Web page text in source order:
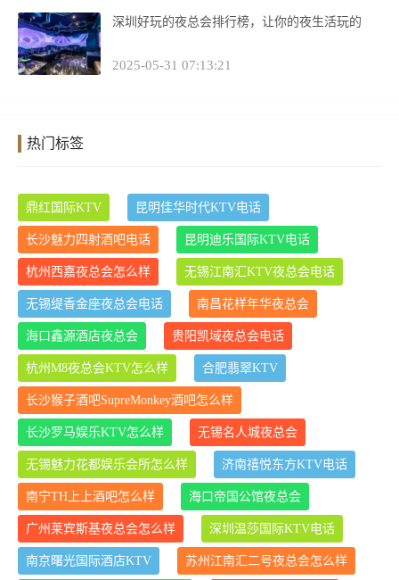
深圳好玩的夜总会排行榜，让你的夜生活玩的
2025-05-31 07:13:21
热门标签
鼎红国际KTV 昆明佳华时代KTV电话
长沙魅力四射酒吧电话 昆明迪乐国际KTV电话
杭州西嘉夜总会怎么样 无锡江南汇KTV夜总会电话
无锡缇香金座夜总会电话 南昌花样年华夜总会
海口鑫源酒店夜总会 贵阳凯域夜总会电话
杭州M8夜总会KTV怎么样 合肥翡翠KTV
长沙猴子酒吧SupreMonkey酒吧怎么样
长沙罗马娱乐KTV怎么样 无锡名人城夜总会
无锡魅力花都娱乐会所怎么样 济南禧悦东方KTV电话
南宁TH上上酒吧怎么样 海口帝国公馆夜总会
广州莱宾斯基夜总会怎么样 深圳温莎国际KTV电话
南京曙光国际酒店KTV 苏州江南汇二号夜总会怎么样